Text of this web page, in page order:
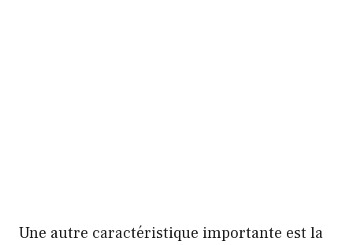
Une autre caractéristique importante est la